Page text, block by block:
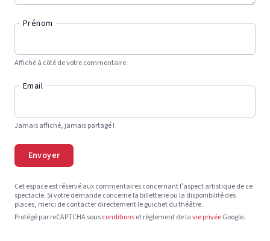
Prénom
Affiché à côté de votre commentaire.
Email
Jamais affiché, jamais partagé !
Envoyer
Cet espace est réservé aux commentaires concernant l’aspect artistique de ce
spectacle. Si votre demande concerne la billetterie ou la disponibilité des
places, merci de contacter directement le guichet du théâtre.
Protégé par reCAPTCHA sousconditionset règlement de lavie privéeGoogle.